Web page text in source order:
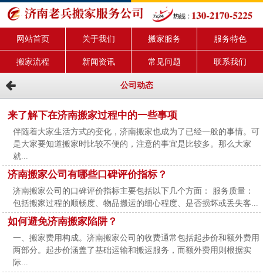
网站首页 关于我们 搬家服务 服务特色
搬家流程 新闻资讯 常见问题 联系我们
公司动态
来了解下在济南搬家过程中的一些事项
伴随着大家生活方式的变化，济南搬家也成为了已经一般的事情。可
是大家要知道搬家时比较不便的，注意的事宜是比较多。那么大家
就...
济南搬家公司有哪些口碑评价指标？
济南搬家公司的口碑评价指标主要包括以下几个方面： 服务质量：
包括搬家过程的顺畅度、物品搬运的细心程度、是否损坏或丢失客...
如何避免济南搬家陷阱？
一、搬家费用构成。济南搬家公司的收费通常包括起步价和额外费用
两部分。起步价涵盖了基础运输和搬运服务，而额外费用则根据实
际...